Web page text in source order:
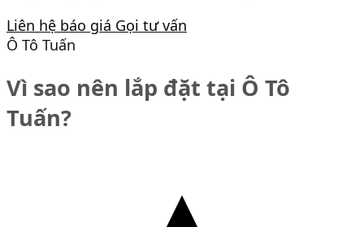
Liên hệ báo giá Gọi tư vấn
Ô Tô Tuấn
Vì sao nên lắp đặt tại Ô Tô
Tuấn?